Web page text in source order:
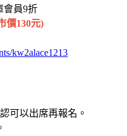
會員9折
價130元)
kw2alace1213
可以出席再報名。